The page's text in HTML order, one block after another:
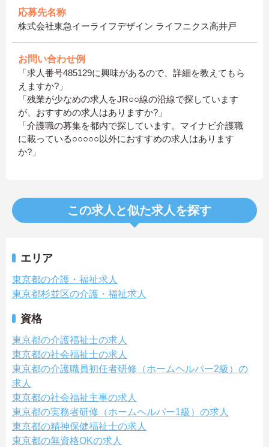
応募先名称
株式会社東急イーライフデザイン ライフニクス高井戸
お問い合わせ例
「求人番号485129に興味があるので、詳細を教えてもら
えますか?」
「残業が少なめの求人をJR○○線の沿線で探しています
が、おすすめの求人はありますか?」
「介護職の募集を都内で探しています。マイナビ介護職
に載っている○○○○○以外におすすめの求人はあります
か?」
この求人と似た求人を探す
エリア
東京都の介護・福祉求人
東京都杉並区の介護・福祉求人
資格
東京都の介護福祉士の求人
東京都の社会福祉士の求人
東京都の介護職員初任者研修（ホームヘルパー2級）の
求人
東京都の社会福祉主事の求人
東京都の実務者研修（ホームヘルパー1級）の求人
東京都の精神保健福祉士の求人
東京都の無資格OKの求人